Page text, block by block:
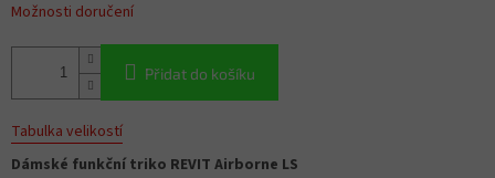
Možnosti doručení
Přidat do košíku
Tabulka velikostí
Dámské funkční triko REVIT Airborne LS